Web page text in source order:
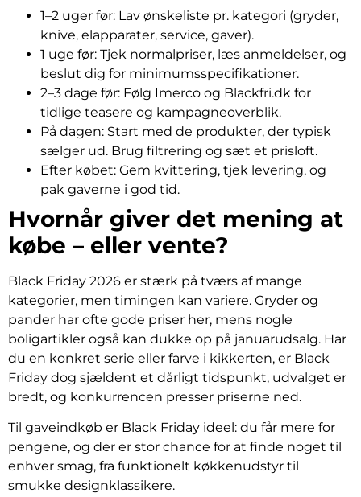
1–2 uger før: Lav ønskeliste pr. kategori (gryder,
knive, elapparater, service, gaver).
1 uge før: Tjek normalpriser, læs anmeldelser, og
beslut dig for minimumsspecifikationer.
2–3 dage før: Følg Imerco og Blackfri.dk for
tidlige teasere og kampagneoverblik.
På dagen: Start med de produkter, der typisk
sælger ud. Brug filtrering og sæt et prisloft.
Efter købet: Gem kvittering, tjek levering, og
pak gaverne i god tid.
Hvornår giver det mening at
købe – eller vente?
Black Friday 2026 er stærk på tværs af mange
kategorier, men timingen kan variere. Gryder og
pander har ofte gode priser her, mens nogle
boligartikler også kan dukke op på januarudsalg. Har
du en konkret serie eller farve i kikkerten, er Black
Friday dog sjældent et dårligt tidspunkt, udvalget er
bredt, og konkurrencen presser priserne ned.
Til gaveindkøb er Black Friday ideel: du får mere for
pengene, og der er stor chance for at finde noget til
enhver smag, fra funktionelt køkkenudstyr til
smukke designklassikere.